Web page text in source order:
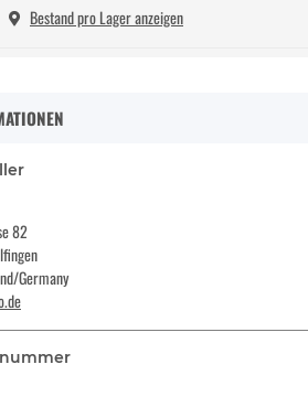
Bestand pro Lager anzeigen
82
Germany